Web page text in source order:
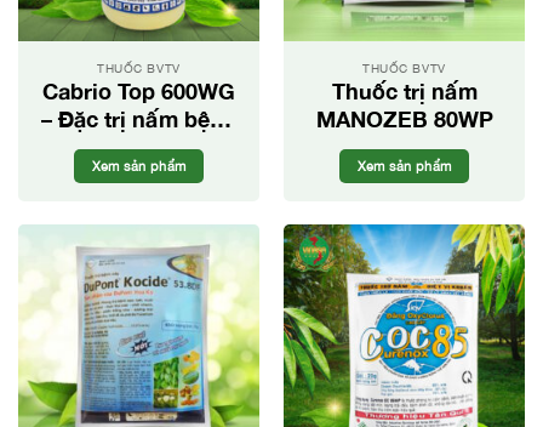
THUỐC BVTV
Cabrio Top 600WG
– Đặc trị nấm bệnh
cho cây trồng
Xem sản phẩm
THUỐC BVTV
Thuốc trị nấm
MANOZEB 80WP
Xem sản phẩm